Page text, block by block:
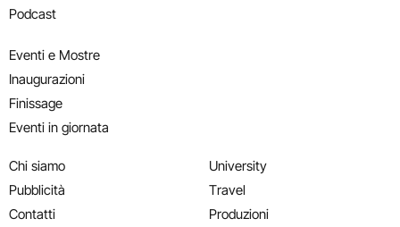
Podcast
Eventi e Mostre
Inaugurazioni
Finissage
Eventi in giornata
Chi siamo
Pubblicità
Contatti
University
Travel
Produzioni